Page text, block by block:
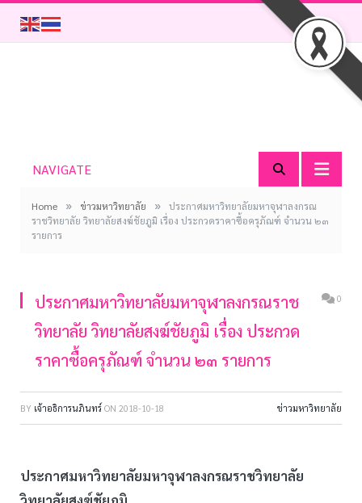
NAVIGATE
Home » ข่าวมหาวิทยาลัย »
ประกาศมหาวิทยาลัยมหาจุฬาลงกรณ
ราชวิทยาลัย วิทยาลัยสงฆ์ชัยภูมิ เรื่อง ประกวดราคาซื้อครุภัณฑ์ จำนวน ๒๓
รายการ
ประกาศมหาวิทยาลัยมหาจุฬาลงกรณราช
วิทยาลัย วิทยาลัยสงฆ์ชัยภูมิ เรื่อง ประกวด
ราคาซื้อครุภัณฑ์ จำนวน ๒๓ รายการ
0
BY เจ้าอธิการนภินทร์ ON 2018-10-18 ข่าวมหาวิทยาลัย
ประกาศมหาวิทยาลัยมหาจุฬาลงกรณราชวิทยาลัย